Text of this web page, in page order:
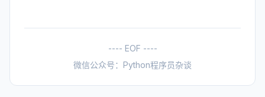
---- EOF ----
微信公众号：Python程序员杂谈